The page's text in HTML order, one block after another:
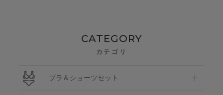
CATEGORY
カテゴリ
ブラ＆ショーツセット